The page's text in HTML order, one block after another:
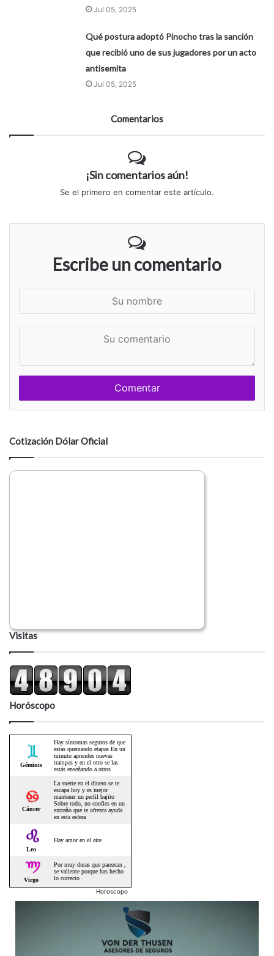
Jul 05, 2025
Qué postura adoptó Pinocho tras la sanción
que recibió uno de sus jugadores por un acto
antisemita
Jul 05, 2025
Comentarios
¡Sin comentarios aún!
Se el primero en comentar este artículo.
Escribe un comentario
e
n
a
i
o
Cotización Dólar Oficial
Visitas
Horóscopo
Horoscopo